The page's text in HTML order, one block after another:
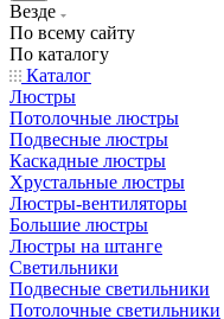
Везде
По всему сайту
По каталогу
Каталог
Люстры
Потолочные люстры
Подвесные люстры
Каскадные люстры
Хрустальные люстры
Люстры-вентиляторы
Большие люстры
Люстры на штанге
Светильники
Подвесные светильники
Потолочные светильники